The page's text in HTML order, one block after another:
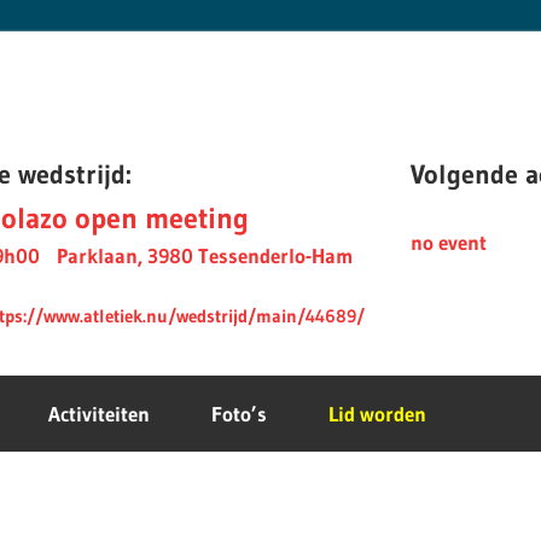
wedstrijd:
open meeting
Parklaan, 3980 Tessenderlo-Ham
www.atletiek.nu/wedstrijd/main/44689/
Volgende
no event
Activiteiten Foto’s Lid worden